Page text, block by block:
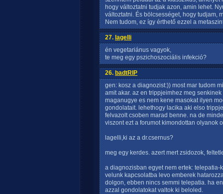
hogy változtatni tudjak azon, amin lehet.
változtatni. És bölcsességet, hogy tudjam,
Nem tudom, ez így érthető ezzel a
27. lagelli
én vegetariánus vagyok,
te meg egy pszichoszociális infekció?
26. badtRIP
gen: kosz a diagnozist:)) most mar tudom
amit akar. az en trippjeimhez meg
maganugye es nem kene masokat ilyen
gondolatait. lehethogy lacika aki elso
felvazolt csoben marad benne. na de
viszont ezt a forumot kimondottan olyanok
lagelli,ki az a dr.csernus?
meg egy kerdes. azert mert zsidozok,
a diagnozisban egyet nem ertek:
velunk kapcsolatba levo emberek
dolgon, ebben nincs semmi telepatia. ha
azzal gondolatokat valtok ki beloled.